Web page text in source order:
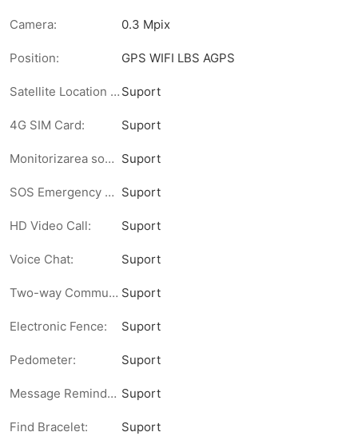
Camera: 0.3 Mpix
Position: GPS WIFI LBS AGPS
Satellite Location Tracking: Suport
4G SIM Card: Suport
Monitorizarea somnului: Suport
SOS Emergency Call: Suport
HD Video Call: Suport
Voice Chat: Suport
Two-way Communication: Suport
Electronic Fence: Suport
Pedometer: Suport
Message Reminder: Suport
Find Bracelet: Suport